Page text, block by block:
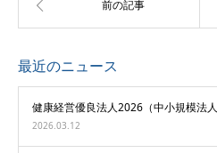
最近のニュース
健康経営優良法人2026（中小規模法
2026.03.12